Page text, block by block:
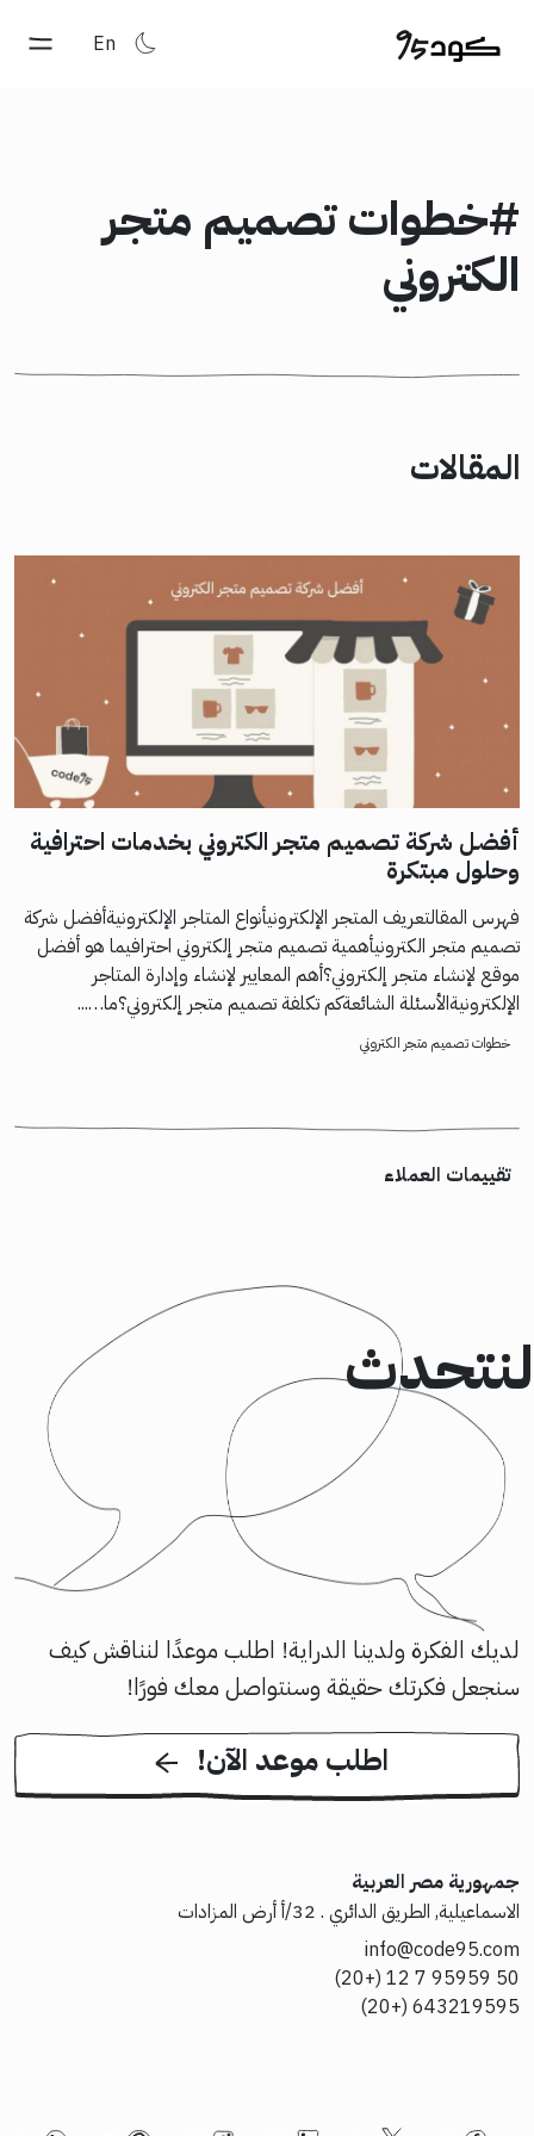
En
#خطوات تصميم متجر
الكتروني
المقالات
أفضل شركة تصميم متجر الكتروني بخدمات احترافية
وحلول مبتكرة
فهرس المقالتعريف المتجر الإلكترونيأنواع المتاجر الإلكترونيةأفضل شركة
تصميم متجر الكترونيأهمية تصميم متجر إلكتروني احترافيما هو أفضل
موقع لإنشاء متجر إلكتروني؟أهم المعايير لإنشاء وإدارة المتاجر
الإلكترونيةالأسئلة الشائعةكم تكلفة تصميم متجر إلكتروني؟ما…...
خطوات تصميم متجر الكتروني
تقييمات العملاء
لنتحدث
لديك الفكرة ولدينا الدراية! اطلب موعدًا لنناقش كيف
سنجعل فكرتك حقيقة وسنتواصل معك فورًا!
!اطلب موعد الآن
جمهورية مصر العربية
الاسماعيلية, الطريق الدائري . 32/أ أرض المزادات
info@code95.com
50 95959 7 12 (+20)
643219595 (+20)